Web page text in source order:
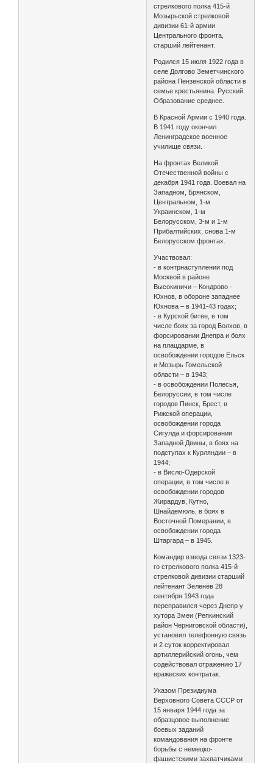
стрелкового полка 415-й
Мозырьской стрелковой
дивизии 61-й армии
Центрального фронта,
старший лейтенант.
Родился 15 июля 1922 года в
селе Долгово Земетчинского
района Пензенской области в
семье крестьянина. Русский.
Образование среднее.
В Красной Армии с 1940 года.
В 1941 году окончил
Ленинградское военное
училище связи.
На фронтах Великой
Отечественной войны с
декабря 1941 года. Воевал на
Западном, Брянском,
Центральном, 1-м
Украинском, 1-м
Белорусском, 3-м и 1-м
Прибалтийских, снова 1-м
Белорусском фронтах.
Участвовал:
- в контрнаступлении под
Москвой в районе
Высокиничи – Кондрово -
Юхнов, в обороне западнее
Юхнова – в 1941-43 годах;
- в Курской битве, в том
числе боях за город Болхов, в
форсировании Днепра и боях
на плацдарме, в
освобождении городов Ельск
и Мозырь Гомельской
области – в 1943;
- в освобождении Полесья,
Белоруссии, в том числе
городов Пинск, Брест, в
Рижской операции,
освобождении города
Сигулда и форсировании
Западной Двины, в боях на
подступах к Курляндии – в
1944;
- в Висло-Одерской
операции, в том числе в
освобождении городов
Жирардув, Кутно,
Шнайдемюль, в боях в
Восточной Померании, в
освобождении города
Штаргард – в 1945.
Командир взвода связи 1323-
го стрелкового полка 415-й
стрелковой дивизии старший
лейтенант Зеленёв 28
сентября 1943 года
переправился через Днепр у
хутора Змеи (Репкинский
район Черниговской области),
установил телефонную связь
и 2 суток корректировал
артиллерийский огонь, чем
содействовал отражению 17
вражеских контратак.
Указом Президиума
Верховного Совета СССР от
15 января 1944 года за
образцовое выполнение
боевых заданий
командования на фронте
борьбы с немецко-
фашистскими захватчиками